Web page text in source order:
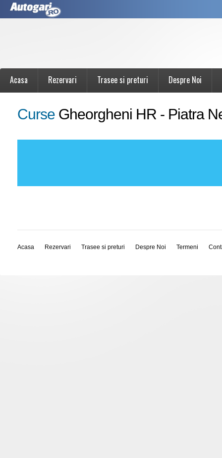
Acasa Rezervari Trasee si preturi Despre Noi
Curse Gheorgheni HR - Piatra
Acasa Rezervari Trasee si preturi Despre Noi Termeni